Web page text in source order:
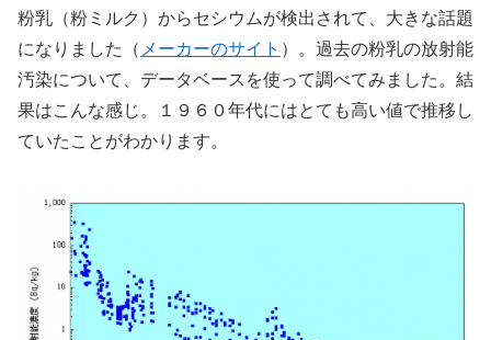
粉乳（粉ミルク）からセシウムが検出されて、大きな話題
になりました（ メーカーのサイト ）。過去の粉乳の放射能
汚染について、データベースを使って調べてみました。結
果はこんな感じ。１９６０年代にはとても高い値で推移し
ていたことがわかります。